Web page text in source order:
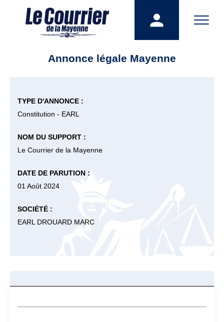
Annonce légale Mayenne
TYPE D'ANNONCE :
Constitution - EARL
NOM DU SUPPORT :
Le Courrier de la Mayenne
DATE DE PARUTION :
01 Août 2024
SOCIÉTÉ :
EARL DROUARD MARC